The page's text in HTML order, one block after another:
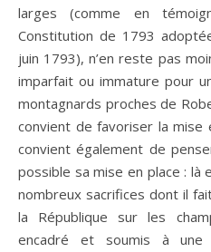
larges (comme en
Constitution de 1793
juin 1793), n’en reste pas
imparfait ou immature pour
montagnards proches de
convient de favoriser la mise
convient également de
possible sa mise en place : là
nombreux sacrifices dont il
la République sur les
encadré et soumis à une